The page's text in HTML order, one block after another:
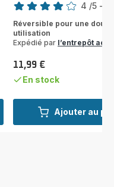
Ajouter au
4
étoiles
4 /5 -
Réversible pour une
utilisation
Expédié par l’entrepôt
Prix
11,99 €
En stock